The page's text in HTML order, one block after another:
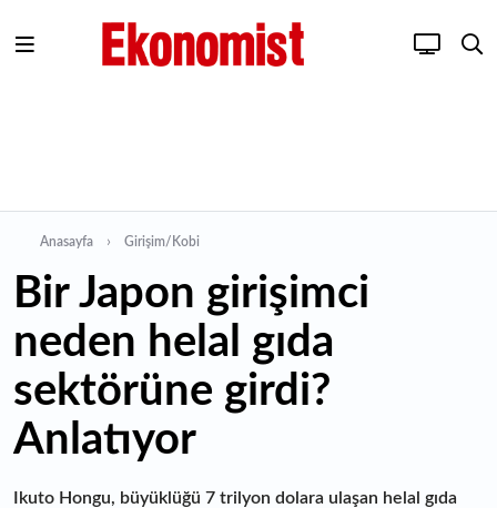
Anasayfa Girişim/Kobi
Bir Japon girişimci
neden helal gıda
sektörüne girdi?
Anlatıyor
Ikuto Hongu, büyüklüğü 7 trilyon dolara ulaşan helal gıda